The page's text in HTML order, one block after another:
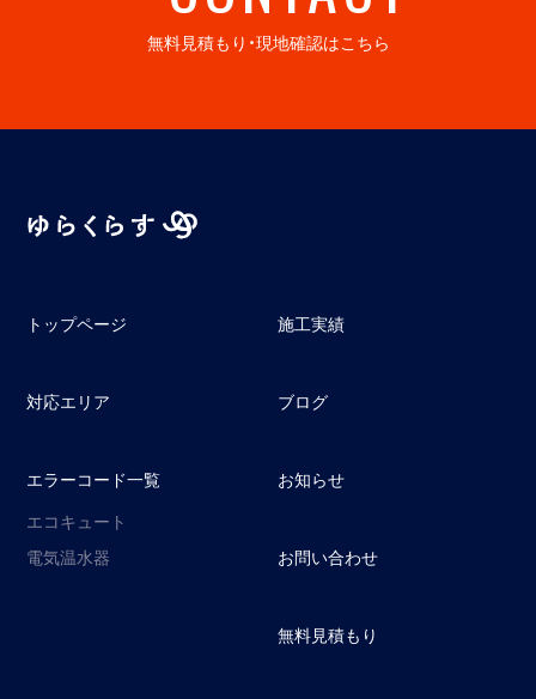
無料見積もり・現地確認はこちら
トップページ
対応エリア
エラーコード一覧
エコキュート
電気温水器
施工実績
ブログ
お知らせ
お問い合わせ
無料見積もり